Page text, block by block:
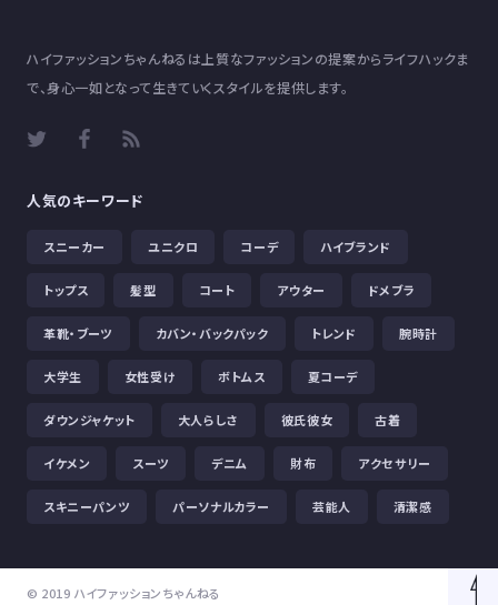
ハイファッションちゃんねるは上質なファッションの提案からライフハックま
で、身心一如となって生きていくスタイルを提供します。
人気のキーワード
スニーカー ユニクロ コーデ ハイブランド
トップス 髪型 コート アウター ドメブラ
革靴・ブーツ カバン・バックパック トレンド 腕時計
大学生 女性受け ボトムス 夏コーデ
ダウンジャケット 大人らしさ 彼氏彼女 古着
イケメン スーツ デニム 財布 アクセサリー
スキニーパンツ パーソナルカラー 芸能人 清潔感
© 2019 ハイファッションちゃんねる